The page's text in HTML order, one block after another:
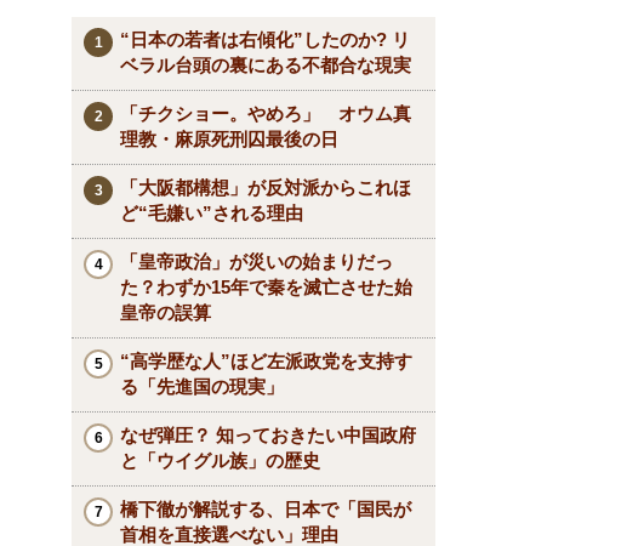
“日本の若者は右傾化”したのか? リ
ベラル台頭の裏にある不都合な現実
「チクショー。やめろ」 オウム真
理教・麻原死刑囚最後の日
「大阪都構想」が反対派からこれほ
ど“毛嫌い”される理由
「皇帝政治」が災いの始まりだっ
た？わずか15年で秦を滅亡させた始
皇帝の誤算
“高学歴な人”ほど左派政党を支持す
る「先進国の現実」
なぜ弾圧？ 知っておきたい中国政府
と「ウイグル族」の歴史
橋下徹が解説する、日本で「国民が
首相を直接選べない」理由